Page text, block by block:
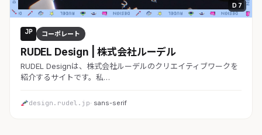
D 7
JP コーポレート
RUDEL Design | 株式会社ルーデル
RUDEL Designは、株式会社ルーデルのクリエイティブワークを
紹介するサイトです。私…
design.rudel.jp· sans-serif